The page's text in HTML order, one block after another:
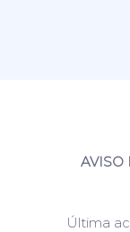
AVISO
Última